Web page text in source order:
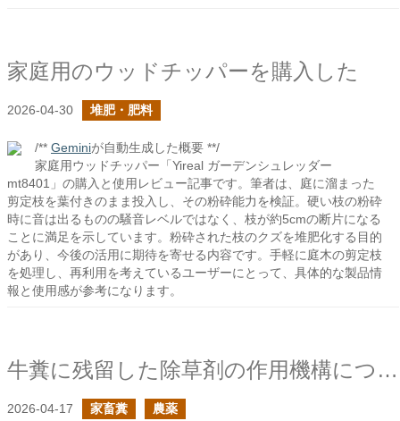
家庭用のウッドチッパーを購入した
2026-04-30 堆肥・肥料
/** Geminiが自動生成した概要 **/
家庭用ウッドチッパー「Yireal ガーデンシュレッダー
mt8401」の購入と使用レビュー記事です。筆者は、庭に溜まった
剪定枝を葉付きのまま投入し、その粉砕能力を検証。硬い枝の粉砕
時に音は出るものの騒音レベルではなく、枝が約5cmの断片になる
ことに満足を示しています。粉砕された枝のクズを堆肥化する目的
があり、今後の活用に期待を寄せる内容です。手軽に庭木の剪定枝
を処理し、再利用を考えているユーザーにとって、具体的な製品情
報と使用感が参考になります。
牛糞に残留した除草剤の作用機構について
2026-04-17 家畜糞 農薬